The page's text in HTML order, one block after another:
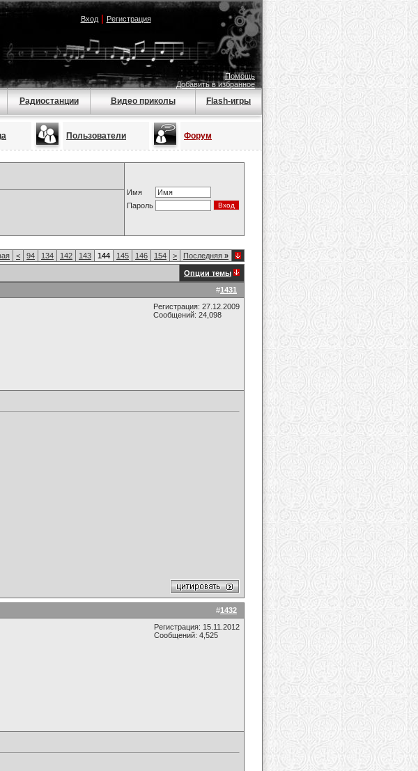
Вход| Регистрация
Помощь
Добавить в избранное
Радиостанции Видео приколы Flash-игры
Пользователи Форум
Имя
Пароль
< 94 134 142 143 144 145 146 154 > Последняя »
Опции темы
#1431
Регистрация: 27.12.2009
Сообщений: 24,098
#1432
Регистрация: 15.11.2012
Сообщений: 4,525